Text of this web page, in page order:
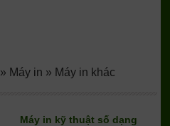
Máy in kỹ thuật số dạng
» Máy in » Máy in khác